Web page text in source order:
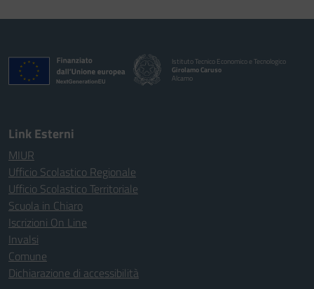
Istituto Tecnico Economico e Tecnologico
Girolamo Caruso
Alcamo
Link Esterni
MIUR
Ufficio Scolastico Regionale
Ufficio Scolastico Territoriale
Scuola in Chiaro
Iscrizioni On Line
Invalsi
Comune
Dichiarazione di accessibilità